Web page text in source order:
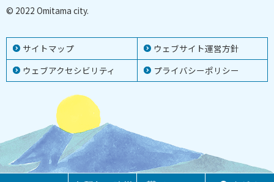
サイトマップ
ウェブサイト運営方針
ウェブアクセシビリティ
プライバシーポリシー
© 2022 Omitama city.